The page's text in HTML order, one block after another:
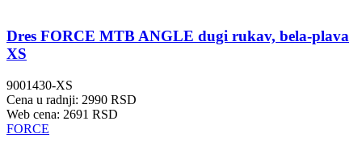
Dres FORCE MTB ANGLE dugi rukav, bela-plava
XS
9001430-XS
Cena u radnji: 2990 RSD
Web cena: 2691 RSD
FORCE